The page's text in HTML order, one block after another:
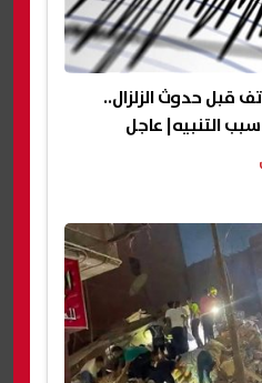
قبل حدوث الزلزال..
التنبيه| عاجل